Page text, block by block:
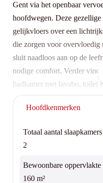
Gent via het openbaar
hoofdwegen. Deze gezellige woning beschikt op het
gelijkvloers over een
die zorgen voor
sluit naadloos aan op de
nodige comfort. Verder
badkamer met lavabo, toilet en bad. Op de eerste
bevinden zich twee ruime
zolder bereikbaar, waar
en kelder, die ook perfect
opbergruimte. Buiten biedt het gezellige terras een ideale plek
om in alle rust van de buitenlucht
beschikbaar bij akte! Contacteer Top vastgoed voor een
Hoofdkenmerken
Totaal aantal slaapkamers
2
Bewoonbare oppervlakte
160 m²